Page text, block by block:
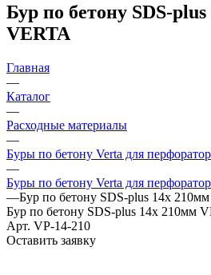
Бур по бетону SDS-
VERTA
Главная
—
Каталог
—
Расходные материалы
—
Буры по бетону Verta для
—
Буры по бетону Verta для
—Бур по бетону SDS-plus 14х
Бур по бетону SDS-plus 14х 210мм
Арт. VP-14-210
Оставить заявку